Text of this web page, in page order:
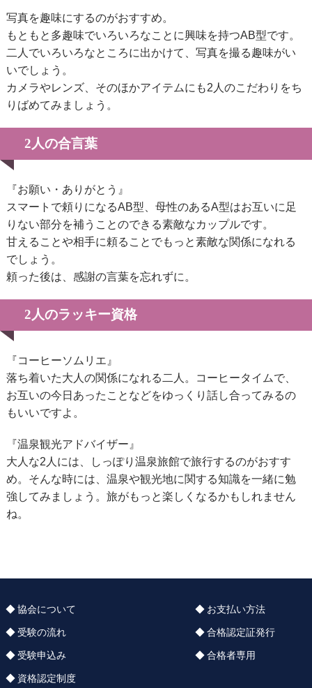
写真を趣味にするのがおすすめ。
もともと多趣味でいろいろなことに興味を持つAB型です。
二人でいろいろなところに出かけて、写真を撮る趣味がい
いでしょう。
カメラやレンズ、そのほかアイテムにも2人のこだわりをち
りばめてみましょう。
2人の合言葉
『お願い・ありがとう』
スマートで頼りになるAB型、母性のあるA型はお互いに足
りない部分を補うことのできる素敵なカップルです。
甘えることや相手に頼ることでもっと素敵な関係になれる
でしょう。
頼った後は、感謝の言葉を忘れずに。
2人のラッキー資格
『コーヒーソムリエ』
落ち着いた大人の関係になれる二人。コーヒータイムで、
お互いの今日あったことなどをゆっくり話し合ってみるの
もいいですよ。
『温泉観光アドバイザー』
大人な2人には、しっぽり温泉旅館で旅行するのがおすす
め。そんな時には、温泉や観光地に関する知識を一緒に勉
強してみましょう。旅がもっと楽しくなるかもしれません
ね。
協会について
受験の流れ
受験申込み
資格認定制度
お支払い方法
合格認定証発行
合格者専用